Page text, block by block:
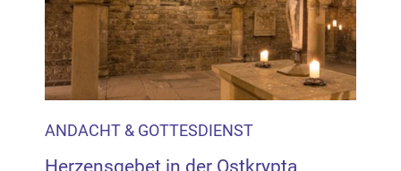
ANDACHT & GOTTESDIENST
Herzensgebet in der Ostkrypta